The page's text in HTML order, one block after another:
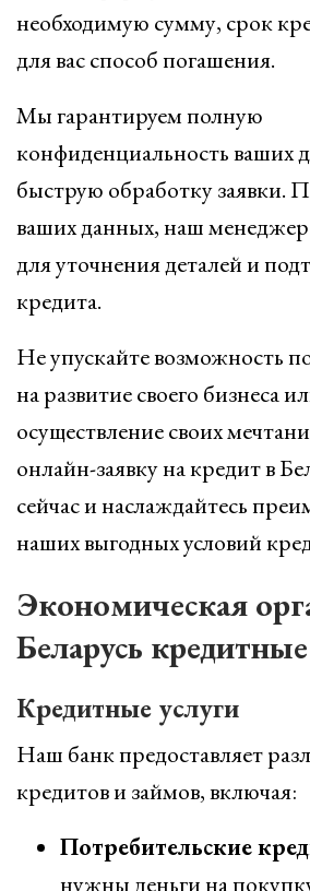
необходимую сумму, срок
для вас способ погашения.
Мы гарантируем полную
конфиденциальность ваших
быструю обработку заявки.
ваших данных, наш менеджер
для уточнения деталей и
кредита.
Не упускайте возможность
на развитие своего бизнеса
осуществление своих
онлайн-заявку на кредит в
сейчас и наслаждайтесь
наших выгодных условий
Экономическая
Беларусь
Кредитные услуги
Наш банк предоставляет
кредитов и займов, включая:
Потребительские
нужны деньги на